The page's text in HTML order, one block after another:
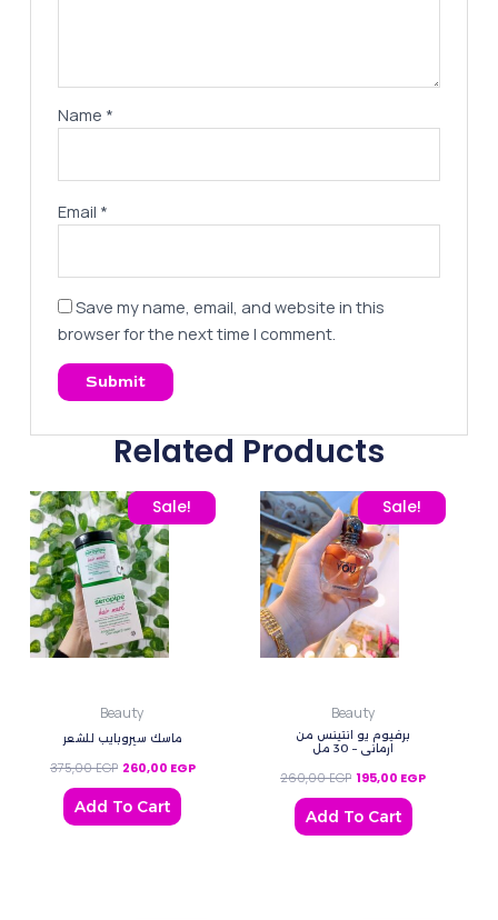
Name *
Email *
Save my name, email, and website in this
browser for the next time I comment.
Related Products
Sale!
Beauty
ماسك سيروبايب للشعر
375,00EGP
Original price was: 375,00 EGP.
260,00 EGP
Current price is: 260,00 EGP.
Add To Cart
Sale!
Beauty
برفيوم يو انتينس من
ارماني – 30 مل
260,00EGP
Original price was:
195,00 EGP
Current
Add To Cart